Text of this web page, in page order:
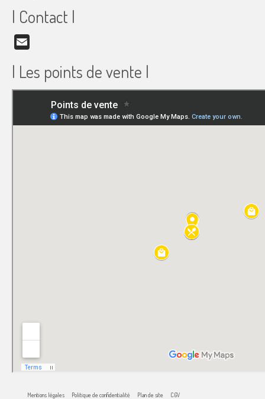
| Contact |
| Les points de vente |
Mentions légales Politique de confidentialité Plan de site CGV